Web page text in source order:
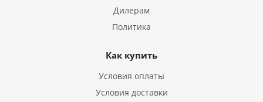
Дилерам
Политика
Как купить
Условия оплаты
Условия доставки